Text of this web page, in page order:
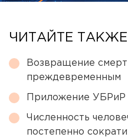
ЧИТАЙТЕ
Возвращение
преждевременным
Приложение УБРиР
Численность
постепенно